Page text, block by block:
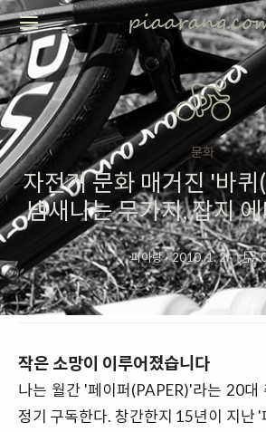
문화
자전거 문화 매거진 '바
냄새나는 무가지, 잡지
피아랑·2010. 1. 2·
작은 소망이 이루어졌습니다
나는 월간 '페이퍼(PAPER)'라는 20대
정기 구독한다. 창간한지 15년이 지난